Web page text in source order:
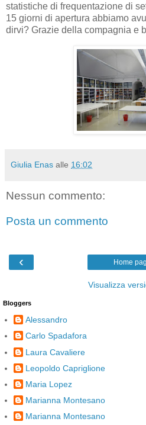
statistiche di frequentazione di
15 giorni di apertura abbiamo
dirvi? Grazie della compagnia e
Giulia Enas alle 16:02
Nessun commento:
Posta un commento
‹ Home
Visualizza
Bloggers
Alessandro
Carlo Spadafora
Laura Cavaliere
Leopoldo Capriglione
Maria Lopez
Marianna Montesano
Marianna Montesano